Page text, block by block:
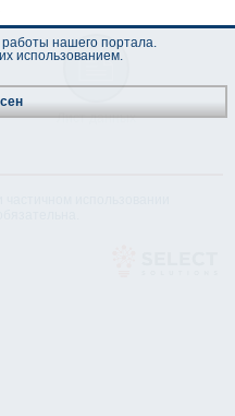
Лист данных
нашего портала.
использованием.